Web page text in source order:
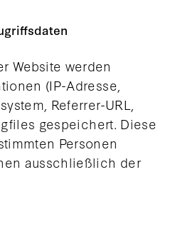
Website werden
(IP-Adresse,
Referrer-URL,
gespeichert. Diese
Personen
ausschließlich der